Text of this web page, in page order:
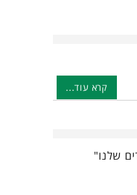
קרא עוד...
שלנו"